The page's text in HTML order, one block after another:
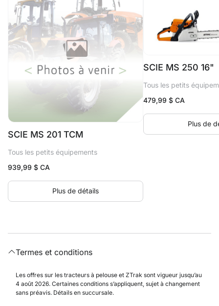
SCIE MS 201 TCM
Tous les petits équipements
939,99 $ CA
Plus de détails
SCIE MS 250 16"
Tous les petits
479,99$ CA
Plus de
Termes et conditions
Les offres sur les tracteurs à pelouse et ZTrak sont vigueur jusqu’au
4 août 2026. Certaines conditions s’appliquent, sujet à changement
sans préavis. Détails en succursale.